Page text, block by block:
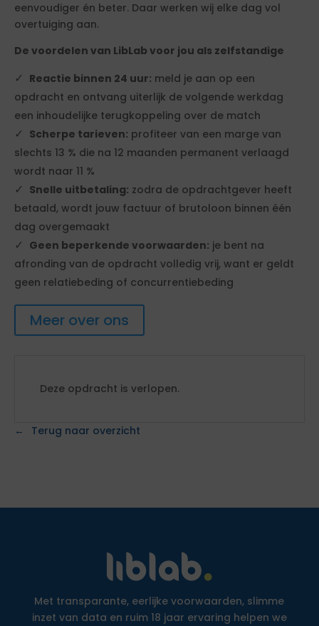
eenvoudiger én beter. Daar werken wij elke dag vol
overtuiging aan.
De voordelen van LibLab voor jou als zelfstandige
Reactie binnen 24 uur: meld je aan op een
opdracht en ontvang uiterlijk de volgende werkdag
een inhoudelijke terugkoppeling over de match
Scherpe tarieven: profiteer van een marge van
slechts 13 % die na 12 maanden permanent verlaagd
wordt naar 11 %
Snelle uitbetaling: zodra de opdrachtgever heeft
betaald, wordt jouw factuur of brutoloon binnen één
dag overgemaakt
Geen beperkende voorwaarden: je bent na
afronding van de opdracht volledig vrij, want er geldt
geen relatiebeding of concurrentiebeding
Meer over ons
Deze opdracht is verlopen.
Terug naar overzicht
Met transparante, eerlijke voorwaarden, slimme
inzet van data en ruim 18 jaar ervaring helpen we